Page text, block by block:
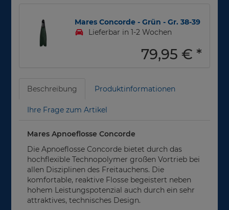
Mares Concorde - Grün - Gr. 38-39
Lieferbar in 1-2 Wochen
79,95 € *
Beschreibung Produktinformationen
Ihre Frage zum Artikel
Mares Apnoeflosse Concorde
Die Apnoeflosse Concorde bietet durch das
hochflexible Technopolymer großen Vortrieb bei
allen Disziplinen des Freitauchens. Die
komfortable, reaktive Flosse begeistert neben
hohem Leistungspotenzial auch durch ein sehr
attraktives, technisches Design.